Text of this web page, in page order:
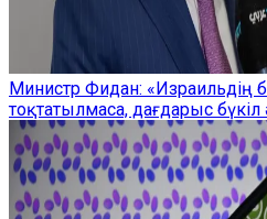
Министр Фидан:
тоқтатылмаса, дағдарыс